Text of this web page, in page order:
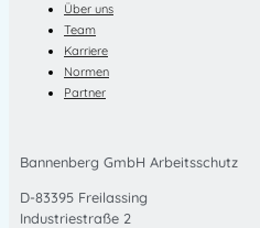
Über uns
Team
Karriere
Normen
Partner
Bannenberg GmbH Arbeitsschutz
D-83395 Freilassing
Industriestraße 2